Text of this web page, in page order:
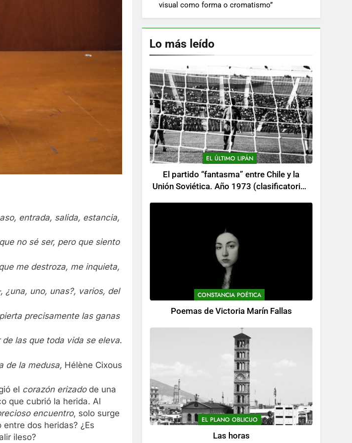
entrada, salida, estancia,
no sé ser, pero que siento
me destroza, me inquieta,
¿una, uno, unas?, varios, del
precisamente las ganas
las que toda vida se eleva.
de la medusa, Hélène Cixous
el corazón erizadode una
que cubrió la herida. Al
encuentro, solo surge
dos heridas? ¿Es
ileso?
visual como forma o cromatismo”
Lo más leído
EL ÚLTIMO LIPÁN
El partido “fantasma” entre Chile y la
Unión Soviética. Año 1973 (clasificatorios
CONSTANCIA POÉTICA
Poemas de Victoria Marín Fallas
EL PLANO OBLICUO
Las horas